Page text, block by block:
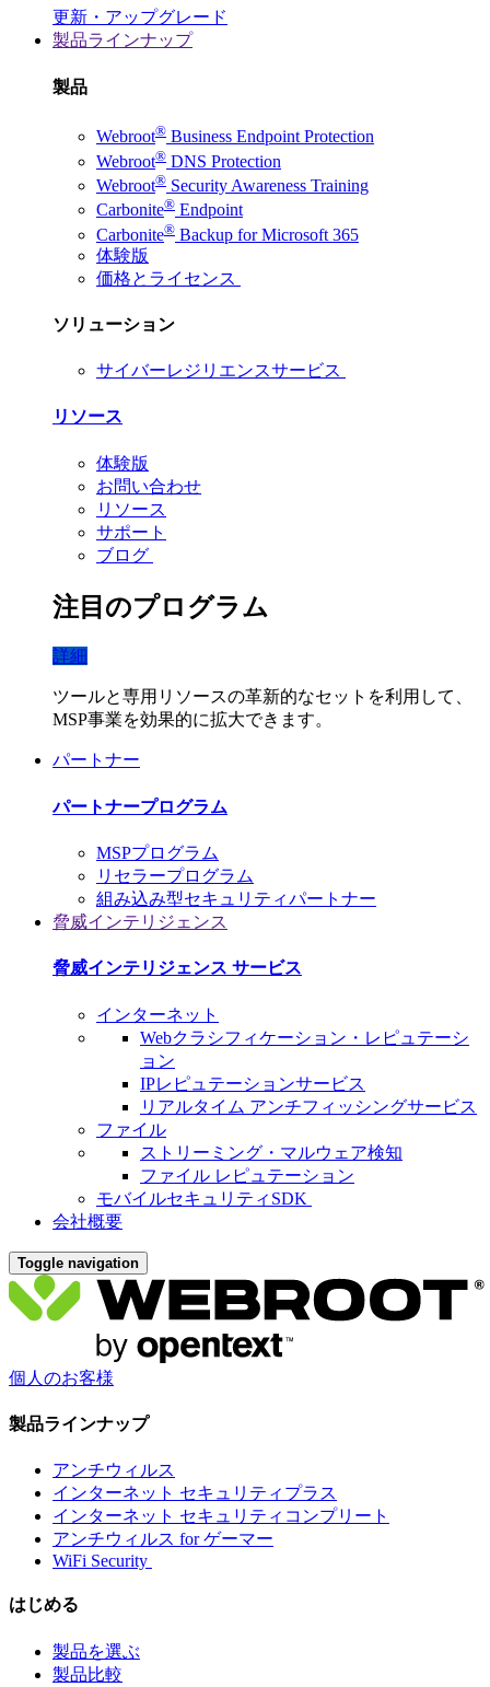
更新・アップグレード
製品ラインナップ
製品
Webroot® Business Endpoint Protection
Webroot® DNS Protection
Webroot® Security Awareness Training
Carbonite® Endpoint
Carbonite® Backup for Microsoft 365
体験版
価格とライセンス
ソリューション
サイバーレジリエンスサービス
リソース
体験版
お問い合わせ
リソース
サポート
ブログ
注目のプログラム
詳細
ツールと専用リソースの革新的なセットを利用して、
MSP事業を効果的に拡大できます。
パートナー
パートナープログラム
MSPプログラム
リセラープログラム
組み込み型セキュリティパートナー
脅威インテリジェンス
脅威インテリジェンス サービス
インターネット
Webクラシフィケーション・レピュテーシ
ョン
IPレピュテーションサービス
リアルタイム アンチフィッシングサービス
ファイル
ストリーミング・マルウェア検知
ファイル レピュテーション
モバイルセキュリティSDK
会社概要
Toggle navigation
個人のお客様
製品ラインナップ
アンチウィルス
インターネット セキュリティプラス
インターネット セキュリティコンプリート
アンチウィルス for ゲーマー
WiFi Security
はじめる
製品を選ぶ
製品比較